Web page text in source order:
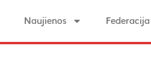
Naujienos Federacija